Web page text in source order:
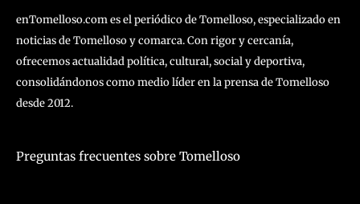
enTomelloso.com es el periódico de Tomelloso, especializado en
noticias de Tomelloso y comarca. Con rigor y cercanía,
ofrecemos actualidad política, cultural, social y deportiva,
consolidándonos como medio líder en la prensa de Tomelloso
desde 2012.
Preguntas frecuentes sobre Tomelloso